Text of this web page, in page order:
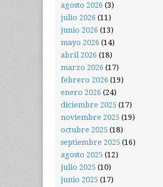
agosto 2026 (3)
julio 2026 (11)
junio 2026 (13)
mayo 2026 (14)
abril 2026 (18)
marzo 2026 (17)
febrero 2026 (19)
enero 2026 (24)
diciembre 2025 (17)
noviembre 2025 (19)
octubre 2025 (18)
septiembre 2025 (16)
agosto 2025 (12)
julio 2025 (10)
junio 2025 (17)